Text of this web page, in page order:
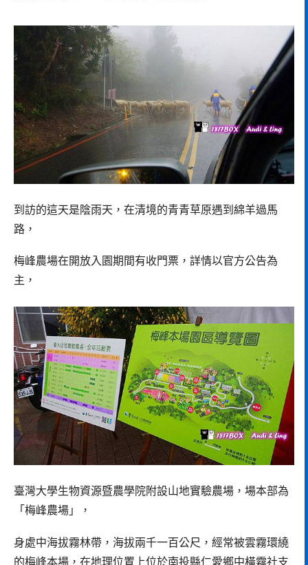
到訪的這天是陰雨天，在清境的青青草原遇到綿羊過馬
路，
梅峰農場在開放入園期間有收門票，詳情以官方公告為
主，
臺灣大學生物資源暨農學院附設山地實驗農場，場本部為
「梅峰農場」，
身處中海拔霧林帶，海拔兩千一百公尺，經常被雲霧環繞
的梅峰本場，在地理位置上位於南投縣仁愛鄉中橫霧社支